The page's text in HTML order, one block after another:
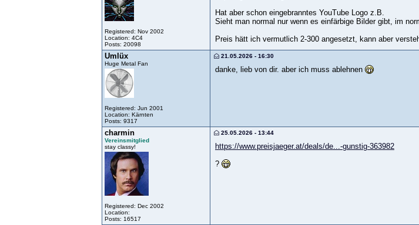
Registered: Nov 2002
Location: 4C4
Posts: 20098
Hat aber schon eingebranntes YouTube Logo z.B.
Sieht man normal nur wenn es einfärbige Bilder gibt, im
Preis hätt ich vermutlich 2-300 angesetzt, kann aber
Umlüx
Huge Metal Fan
Registered: Jun 2001
Location: Kärnten
Posts: 9317
21.05.2026 - 16:30
danke, lieb von dir. aber ich muss ablehnen
charmin
Vereinsmitglied
stay classy!
Registered: Dec 2002
Location:
Posts: 16517
25.05.2026 - 13:44
https://www.preisjaeger.at/deals/de...-gunstig-363982
?